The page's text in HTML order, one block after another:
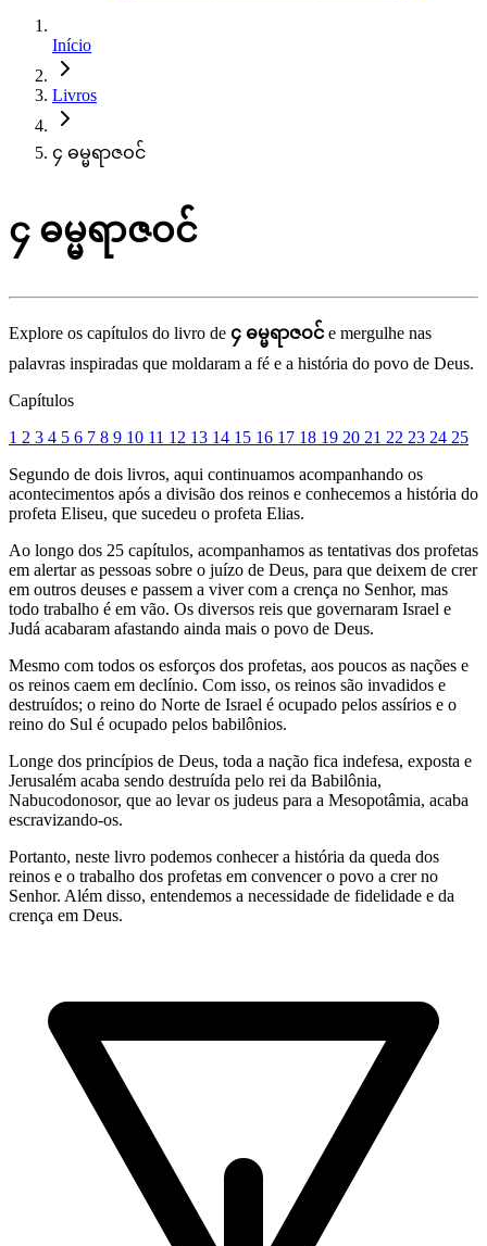
Início
Livros
၄ ဓမ္မရာဇဝင်
၄ ဓမ္မရာဇဝင်
Explore os capítulos do livro de ၄ ဓမ္မရာဇဝင် e mergulhe nas
palavras inspiradas que moldaram a fé e a história do povo de Deus.
Capítulos
1 2 3 4 5 6 7 8 9 10 11 12 13 14 15 16 17 18 19 20 21 22 23 24 25
Segundo de dois livros, aqui continuamos acompanhando os
acontecimentos após a divisão dos reinos e conhecemos a história do
profeta Eliseu, que sucedeu o profeta Elias.
Ao longo dos 25 capítulos, acompanhamos as tentativas dos profetas
em alertar as pessoas sobre o juízo de Deus, para que deixem de crer
em outros deuses e passem a viver com a crença no Senhor, mas
todo trabalho é em vão. Os diversos reis que governaram Israel e
Judá acabaram afastando ainda mais o povo de Deus.
Mesmo com todos os esforços dos profetas, aos poucos as nações e
os reinos caem em declínio. Com isso, os reinos são invadidos e
destruídos; o reino do Norte de Israel é ocupado pelos assírios e o
reino do Sul é ocupado pelos babilônios.
Longe dos princípios de Deus, toda a nação fica indefesa, exposta e
Jerusalém acaba sendo destruída pelo rei da Babilônia,
Nabucodonosor, que ao levar os judeus para a Mesopotâmia, acaba
escravizando-os.
Portanto, neste livro podemos conhecer a história da queda dos
reinos e o trabalho dos profetas em convencer o povo a crer no
Senhor. Além disso, entendemos a necessidade de fidelidade e da
crença em Deus.